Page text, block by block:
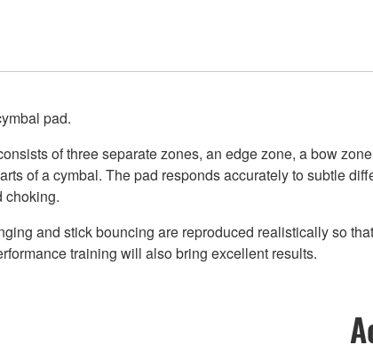
pad.
of three separate zones, an edge zone, a bow
of a cymbal. The pad responds accurately to subtle
choking.
and stick bouncing are reproduced realistically so
training will also bring excellent results.